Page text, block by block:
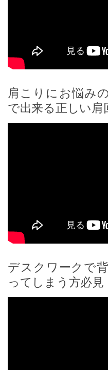
肩こりにお悩み
で出来る正しい肩
デスクワークで
ってしまう方必見